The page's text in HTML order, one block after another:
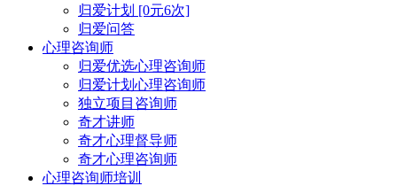
归爱计划 [0元6次]
归爱问答
心理咨询师
归爱优选心理咨询师
归爱计划心理咨询师
独立项目咨询师
奇才讲师
奇才心理督导师
奇才心理咨询师
心理咨询师培训